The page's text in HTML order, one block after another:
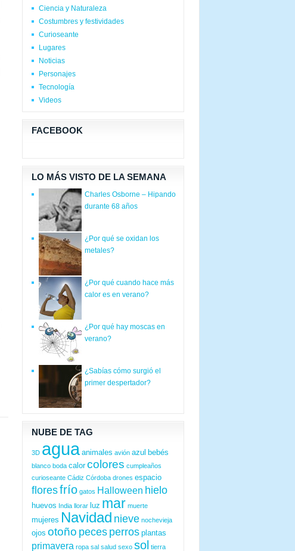
Ciencia y Naturaleza
Costumbres y festividades
Curioseante
Lugares
Noticias
Personajes
Tecnología
Videos
FACEBOOK
LO MÁS VISTO DE LA SEMANA
Charles Osborne – Hipando
durante 68 años
¿Por qué se oxidan los
metales?
¿Por qué cuando hace más
calor es en verano?
¿Por qué hay moscas en
verano?
¿Sabías cómo surgió el
primer despertador?
NUBE DE TAG
3D agua animales avión azul bebés
blanco boda calor colores cumpleaños
curioseante Cádiz Córdoba drones espacio
floresfrío gatos Halloween hielo
huevos India llorar luz mar muerte
mujeres Navidad nieve nochevieja
ojos otoño peces perros plantas
primavera ropa sal salud sexo sol tierra